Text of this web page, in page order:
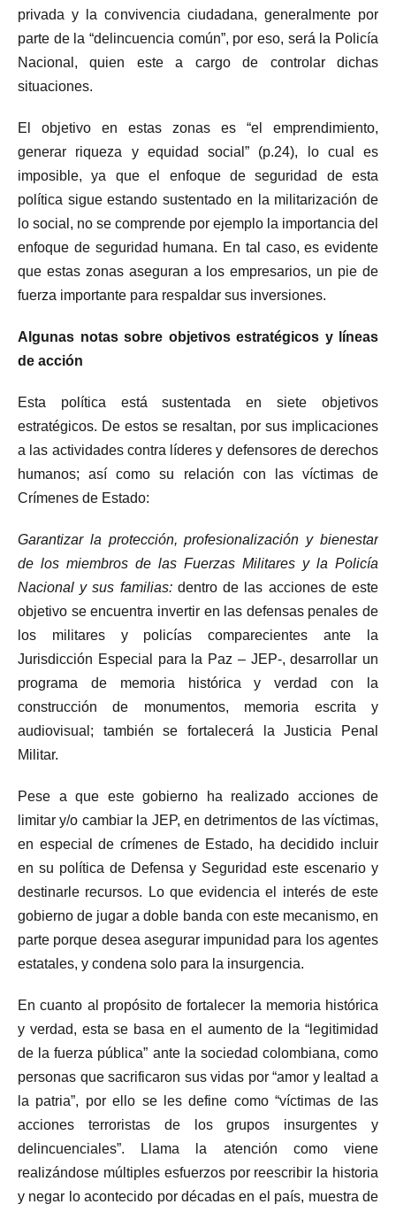
privada y la convivencia ciudadana, generalmente por
parte de la “delincuencia común”, por eso, será la Policía
Nacional, quien este a cargo de controlar dichas
situaciones.
El objetivo en estas zonas es “el emprendimiento,
generar riqueza y equidad social” (p.24), lo cual es
imposible, ya que el enfoque de seguridad de esta
política sigue estando sustentado en la militarización de
lo social, no se comprende por ejemplo la importancia del
enfoque de seguridad humana. En tal caso, es evidente
que estas zonas aseguran a los empresarios, un pie de
fuerza importante para respaldar sus inversiones.
Algunas notas sobre objetivos estratégicos y líneas
de acción
Esta política está sustentada en siete objetivos
estratégicos. De estos se resaltan, por sus implicaciones
a las actividades contra líderes y defensores de derechos
humanos; así como su relación con las víctimas de
Crímenes de Estado:
Garantizar la protección, profesionalización y bienestar
de los miembros de las Fuerzas Militares y la Policía
Nacional y sus familias: dentro de las acciones de este
objetivo se encuentra invertir en las defensas penales de
los militares y policías comparecientes ante la
Jurisdicción Especial para la Paz – JEP-, desarrollar un
programa de memoria histórica y verdad con la
construcción de monumentos, memoria escrita y
audiovisual; también se fortalecerá la Justicia Penal
Militar.
Pese a que este gobierno ha realizado acciones de
limitar y/o cambiar la JEP, en detrimentos de las víctimas,
en especial de crímenes de Estado, ha decidido incluir
en su política de Defensa y Seguridad este escenario y
destinarle recursos. Lo que evidencia el interés de este
gobierno de jugar a doble banda con este mecanismo, en
parte porque desea asegurar impunidad para los agentes
estatales, y condena solo para la insurgencia.
En cuanto al propósito de fortalecer la memoria histórica
y verdad, esta se basa en el aumento de la “legitimidad
de la fuerza pública” ante la sociedad colombiana, como
personas que sacrificaron sus vidas por “amor y lealtad a
la patria”, por ello se les define como “víctimas de las
acciones terroristas de los grupos insurgentes y
delincuenciales”. Llama la atención como viene
realizándose múltiples esfuerzos por reescribir la historia
y negar lo acontecido por décadas en el país, muestra de